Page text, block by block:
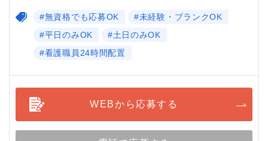
#無資格でも応募OK
#未経験・ブランクOK
#平日のみOK
#土日のみOK
#看護職員24時間配置
WEBから応募する